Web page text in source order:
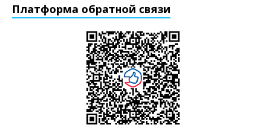
Платформа обратной связи